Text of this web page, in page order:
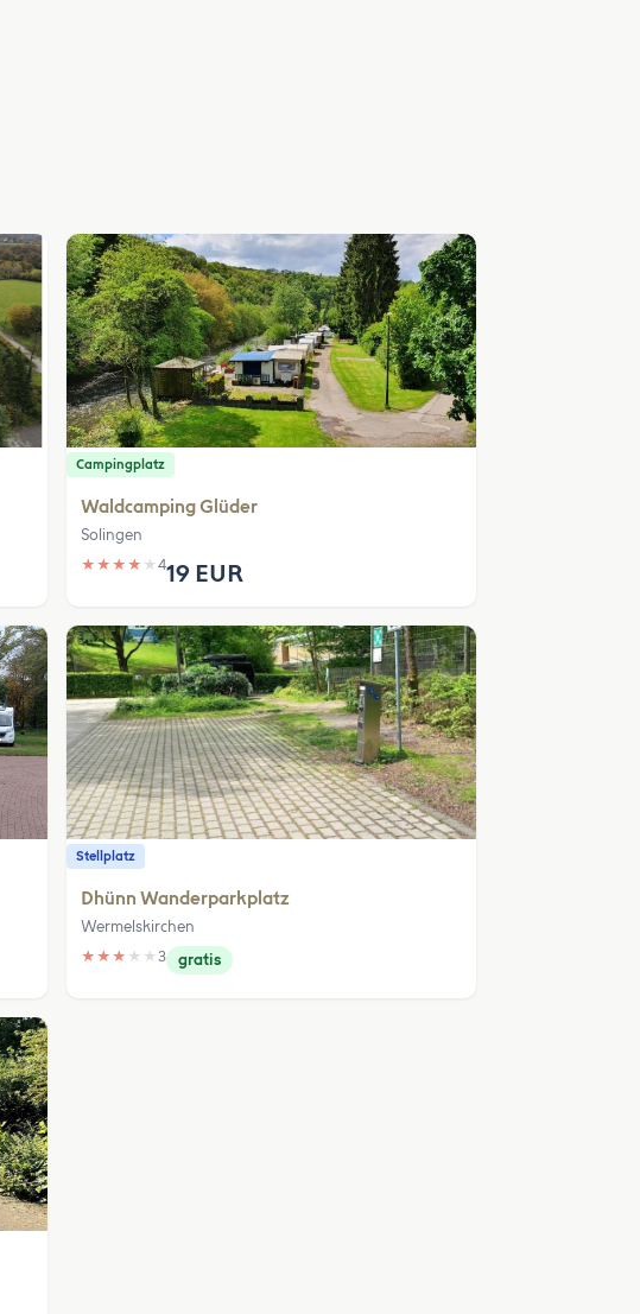
Campingplatz
Waldcamping Glüder
Solingen
★ ★ ★ ★ ★ 419 EUR
Stellplatz
Dhünn Wanderparkplatz
Wermelskirchen
★ ★ ★ ★ ★ 3 gratis